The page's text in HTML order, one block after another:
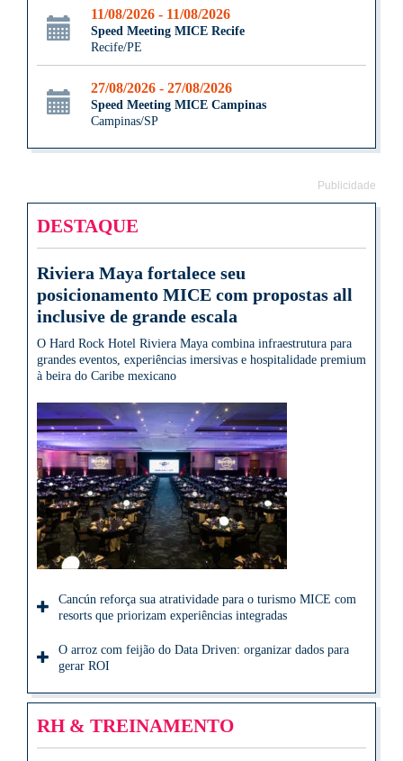
11/08/2026 - 11/08/2026
Speed Meeting MICE Recife
Recife/PE
27/08/2026 - 27/08/2026
Speed Meeting MICE Campinas
Campinas/SP
Publicidade
DESTAQUE
Riviera Maya fortalece seu
posicionamento MICE com propostas all
inclusive de grande escala
O Hard Rock Hotel Riviera Maya combina infraestrutura para
grandes eventos, experiências imersivas e hospitalidade premium
à beira do Caribe mexicano
Cancún reforça sua atratividade para o turismo MICE com
resorts que priorizam experiências integradas
O arroz com feijão do Data Driven: organizar dados para
gerar ROI
RH & TREINAMENTO